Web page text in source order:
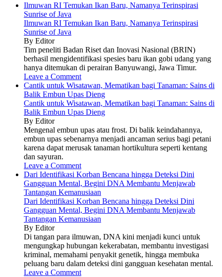
Ilmuwan RI Temukan Ikan Baru, Namanya Terinspirasi
Sunrise of Java
Ilmuwan RI Temukan Ikan Baru, Namanya Terinspirasi
Sunrise of Java
By Editor
Tim peneliti Badan Riset dan Inovasi Nasional (BRIN)
berhasil mengidentifikasi spesies baru ikan gobi udang yang
hanya ditemukan di perairan Banyuwangi, Jawa Timur.
Leave a Comment
Cantik untuk Wisatawan, Mematikan bagi Tanaman: Sains di
Balik Embun Upas Dieng
Cantik untuk Wisatawan, Mematikan bagi Tanaman: Sains di
Balik Embun Upas Dieng
By Editor
Mengenal embun upas atau frost. Di balik keindahannya,
embun upas sebenarnya menjadi ancaman serius bagi petani
karena dapat merusak tanaman hortikultura seperti kentang
dan sayuran.
Leave a Comment
Dari Identifikasi Korban Bencana hingga Deteksi Dini
Gangguan Mental, Begini DNA Membantu Menjawab
Tantangan Kemanusiaan
Dari Identifikasi Korban Bencana hingga Deteksi Dini
Gangguan Mental, Begini DNA Membantu Menjawab
Tantangan Kemanusiaan
By Editor
Di tangan para ilmuwan, DNA kini menjadi kunci untuk
mengungkap hubungan kekerabatan, membantu investigasi
kriminal, memahami penyakit genetik, hingga membuka
peluang baru dalam deteksi dini gangguan kesehatan mental.
Leave a Comment